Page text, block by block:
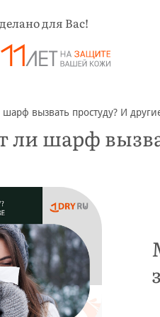
для Вас!
вызвать простуду? И
шарф